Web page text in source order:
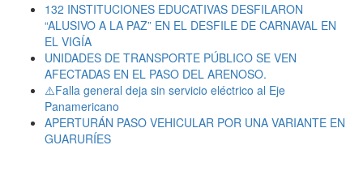
132 INSTITUCIONES EDUCATIVAS DESFILARON
“ALUSIVO A LA PAZ” EN EL DESFILE DE CARNAVAL EN
EL VIGÍA
UNIDADES DE TRANSPORTE PÚBLICO SE VEN
AFECTADAS EN EL PASO DEL ARENOSO.
⚠️Falla general deja sin servicio eléctrico al Eje
Panamericano
APERTURÁN PASO VEHICULAR POR UNA VARIANTE EN
GUARURÍES